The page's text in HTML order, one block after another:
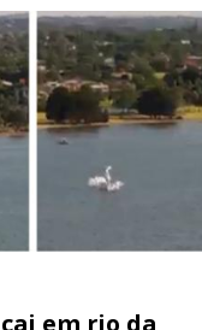
em rio da